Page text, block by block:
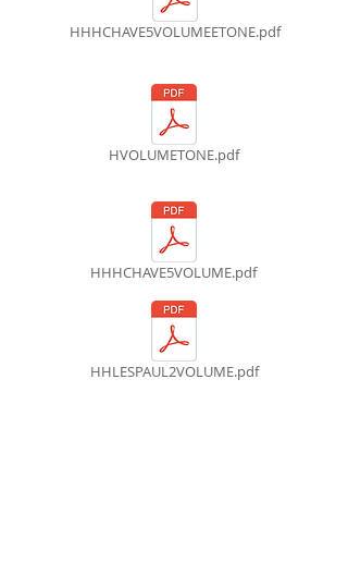
HHHCHAVE5VOLUMEETONE.pdf
HVOLUMETONE.pdf
HHHCHAVE5VOLUME.pdf
HHLESPAUL2VOLUME.pdf